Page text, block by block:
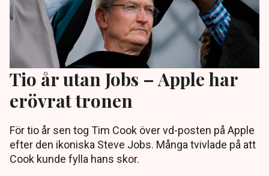
Tio år utan Jobs – Apple har
erövrat tronen
För tio år sen tog Tim Cook över vd-posten på Apple
efter den ikoniska Steve Jobs. Många tvivlade på att
Cook kunde fylla hans skor.